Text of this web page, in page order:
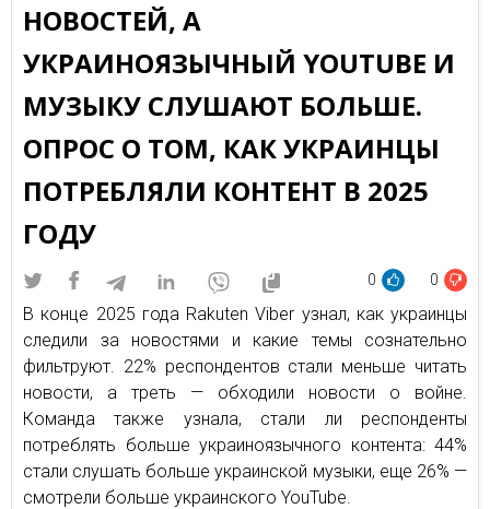
НОВОСТЕЙ, А
УКРАИНОЯЗЫЧНЫЙ YOUTUBE И
МУЗЫКУ СЛУШАЮТ БОЛЬШЕ.
ОПРОС О ТОМ, КАК УКРАИНЦЫ
ПОТРЕБЛЯЛИ КОНТЕНТ В 2025
ГОДУ
0 0
В конце 2025 года Rakuten Viber узнал, как украинцы
следили за новостями и какие темы сознательно
фильтруют. 22% респондентов стали меньше читать
новости, а треть — обходили новости о войне.
Команда также узнала, стали ли респонденты
потреблять больше украиноязычного контента: 44%
стали слушать больше украинской музыки, еще 26% —
смотрели больше украинского YouTube.